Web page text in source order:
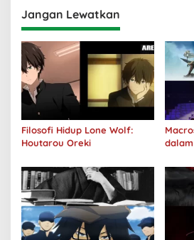
Jangan Lewatkan
Filosofi Hidup Lone Wolf:
Houtarou Oreki